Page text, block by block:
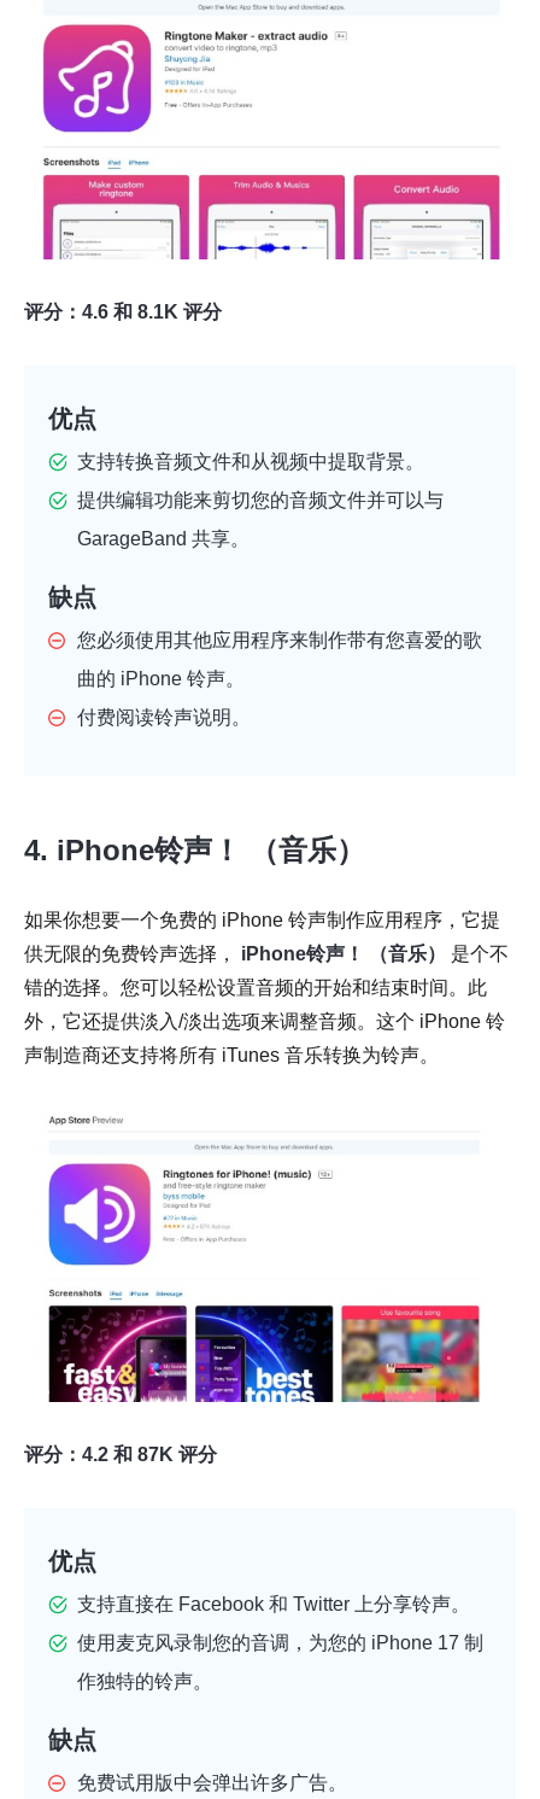
评分：4.6 和 8.1K 评分
优点
支持转换音频文件和从视频中提取背景。
提供编辑功能来剪切您的音频文件并可以与
GarageBand 共享。
缺点
您必须使用其他应用程序来制作带有您喜爱的歌
曲的 iPhone 铃声。
付费阅读铃声说明。
4. iPhone铃声！ （音乐）
如果你想要一个免费的 iPhone 铃声制作应用程序，它提
供无限的免费铃声选择， iPhone铃声！ （音乐）
是个不
错的选择。您可以轻松设置音频的开始和结束时间。此
外，它还提供淡入/淡出选项来调整音频。这个 iPhone 铃
声制造商还支持将所有 iTunes 音乐转换为铃声。
评分：4.2 和 87K 评分
优点
支持直接在 Facebook 和 Twitter 上分享铃声。
使用麦克风录制您的音调，为您的 iPhone 17 制
作独特的铃声。
缺点
免费试用版中会弹出许多广告。